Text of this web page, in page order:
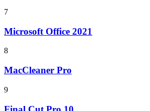
7
Microsoft Office 2021
8
MacCleaner Pro
9